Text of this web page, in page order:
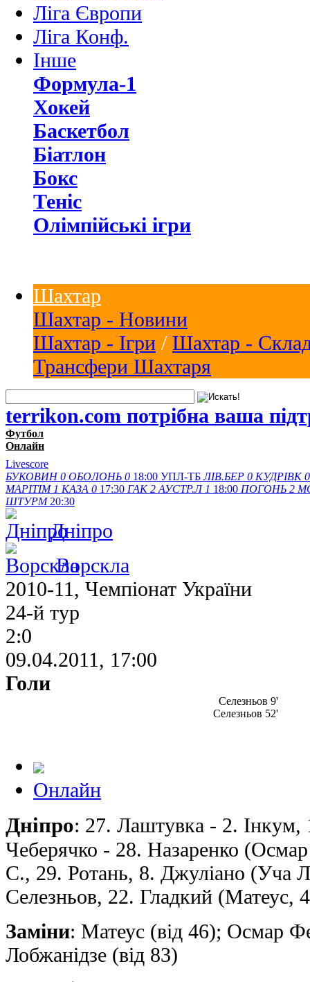
Ліга Європи
Ліга Конф.
Інше
Формула-1
Хокей
Баскетбол
Біатлон
Бокс
Теніс
Олімпійські ігри
Шахтар
Шахтар - Новини
Шахтар - Ігри / Шахтар -
Трансфери Шахтаря
terrikon.com потрібна ваша
Футбол
Онлайн
Livescore
БУКОВИН 0 ОБОЛОНЬ 0 18:00 УПЛ-ТБ ЛІВ.БЕР 0 КУДРІВК 0
МАРІТІМ 1 КАЗА 0 17:30 ГАК 2 АУСТР.Л 1 18:00 ПОГОНЬ 2
ШТУРМ 20:30
Дніпро
Ворскла
2010-11, Чемпіонат України
24-й тур
2:0
09.04.2011, 17:00
Голи
Селезньов 9'
Селезньов 52'
Онлайн
Дніпро: 27. Лаштувка - 2.
Чеберячко - 28. Назаренко
С., 29. Ротань, 8. Джуліано (Уча
Селезньов, 22. Гладкий (Матеус,
Заміни: Матеус (від 46); Осмар
Лобжанiдзе (від 83)